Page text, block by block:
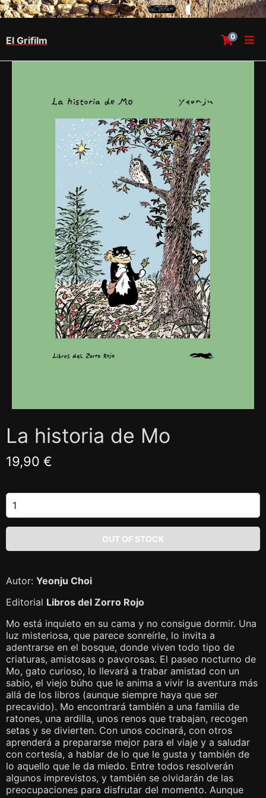
El Grifilm 0
La historia de Mo
19,90 €
Autor: Yeonju Choi
Editorial Libros del Zorro Rojo
Mo está inquieto en su cama y no consigue dormir. Una
luz misteriosa, que parece sonreírle, lo invita a
adentrarse en el bosque, donde viven todo tipo de
criaturas, amistosas o pavorosas. El paseo nocturno de
Mo, gato curioso, lo llevará a trabar amistad con un
sabio, el viejo búho que le anima a vivir la aventura más
allá de los libros (aunque siempre haya que ser
precavido). Mo encontrará también a una familia de
ratones, una ardilla, unos renos que trabajan, recogen
setas y se divierten. Con unos cocinará, con otros
aprenderá a prepararse mejor para el viaje y a saludar
con cortesía, a hablar de lo que le gusta y también de
lo aquello que le da miedo. Entre todos resolverán
algunos imprevistos, y también se olvidarán de las
preocupaciones para disfrutar del momento. Aunque